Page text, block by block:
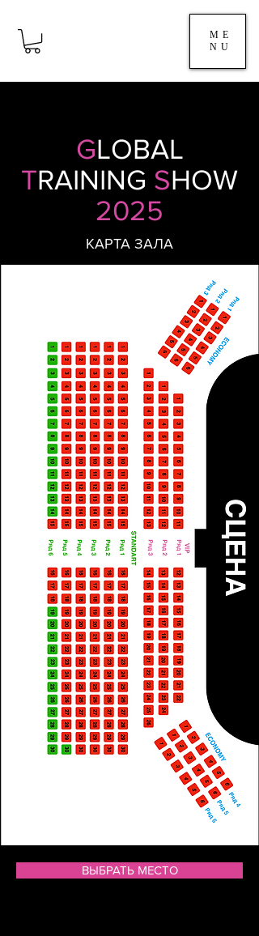
ME
NU
GLOBAL
TRAINING SHOW
2025
КАРТА ЗАЛА
ВЫБРАТЬ МЕСТО